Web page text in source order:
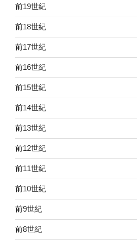
前19世紀
前18世紀
前17世紀
前16世紀
前15世紀
前14世紀
前13世紀
前12世紀
前11世紀
前10世紀
前9世紀
前8世紀